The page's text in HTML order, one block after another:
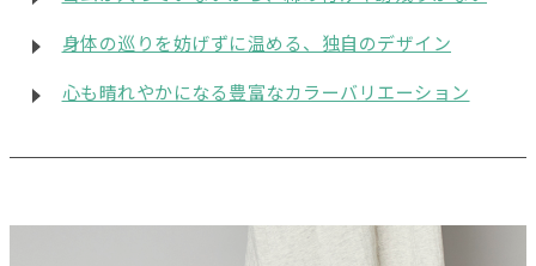
身体の巡りを妨げずに温める、独自のデザイン
心も晴れやかになる豊富なカラーバリエーション